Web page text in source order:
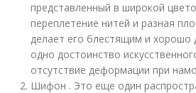
представленный в широкой
переплетение нитей и разная
делает его блестящим и хорошо
одно достоинство
отсутствие деформации при
Шифон . Это еще один